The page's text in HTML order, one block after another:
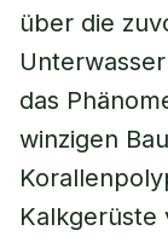
über die
das
winzigen
Kalkgerüste